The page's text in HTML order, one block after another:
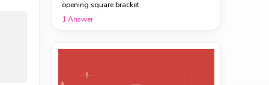
opening square bracket.
1Answer